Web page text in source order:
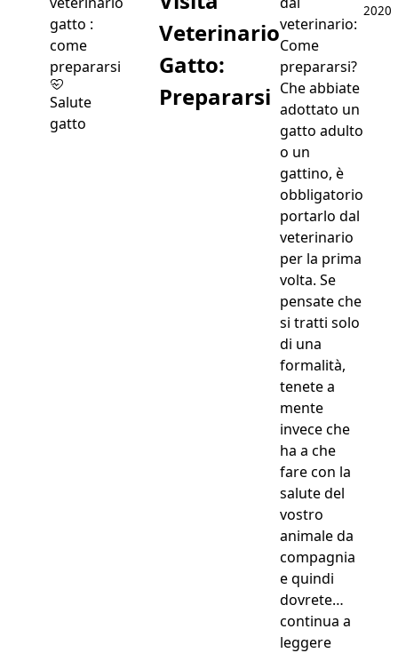
Salute
gatto
Veterinario
Gatto:
Prepararsi
veterinario:
Come
prepararsi?
Che abbiate
adottato un
gatto adulto
o un
gattino, è
obbligatorio
portarlo dal
veterinario
per la prima
volta. Se
pensate che
si tratti solo
di una
formalità,
tenete a
mente
invece che
ha a che
fare con la
salute del
vostro
animale da
compagnia
e quindi
dovrete…
continua a
leggere“Prima
2020